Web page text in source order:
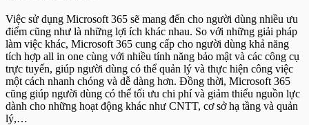
Việc sử dụng Microsoft 365 sẽ mang đến cho người dùng nhiều ưu
điểm cũng như là những lợi ích khác nhau. So với những giải pháp
làm việc khác, Microsoft 365 cung cấp cho người dùng khả năng
tích hợp all in one cùng với nhiều tính năng bảo mật và các công cụ
trực tuyến, giúp người dùng có thể quản lý và thực hiện công việc
một cách nhanh chóng và dễ dàng hơn. Đồng thời, Microsoft 365
cũng giúp người dùng có thể tối ưu chi phí và giảm thiểu nguồn lực
dành cho những hoạt động khác như CNTT, cơ sở hạ tầng và quản
lý,…